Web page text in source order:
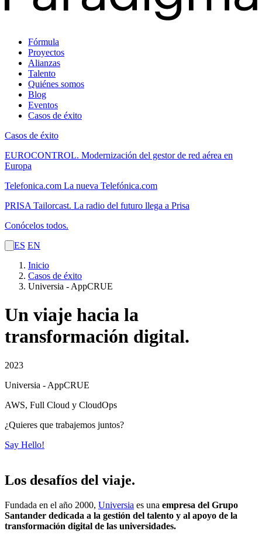
Fórmula
Proyectos
Alianzas
Talento
Quiénes somos
Blog
Eventos
Casos de éxito
Casos de éxito
EUROCONTROL. Modernización del gestor de red aérea en
Europa
Telefonica.com La nueva Telefónica.com
PRISA Tailorcast. La radio del futuro llega a Prisa
Conócelos todos.
ES EN
Inicio
Casos de éxito
Universia - AppCRUE
Un viaje hacia la
transformación digital.
2023
Universia - AppCRUE
AWS, Full Cloud y CloudOps
¿Quieres que trabajemos juntos?
Say Hello!
Los desafíos del viaje.
Fundada en el año 2000, Universia es una empresa del Grupo
Santander dedicada a la gestión del talento y al apoyo de la
transformación digital de las universidades.